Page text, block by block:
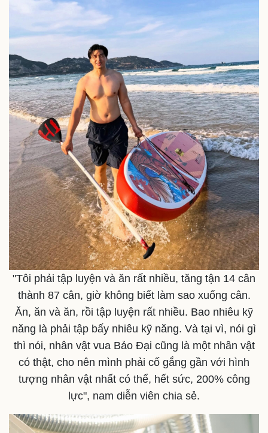
Pháp luật
Vụ án
Tin nóng
Tư vấn luật
Quân sự - Quốc phòng
Vũ khí
Việt Nam
Phân tích
"Tôi phải tập luyện và ăn rất nhiều, tăng tận 14 cân
thành 87 cân, giờ không biết làm sao xuống cân.
Ăn, ăn và ăn, rồi tập luyện rất nhiều. Bao nhiêu kỹ
năng là phải tập bấy nhiêu kỹ năng. Và tại vì, nói gì
thì nói, nhân vật vua Bảo Đại cũng là một nhân vật
có thật, cho nên mình phải cố gắng gần với hình
tượng nhân vật nhất có thể, hết sức, 200% công
lực", nam diễn viên chia sẻ.